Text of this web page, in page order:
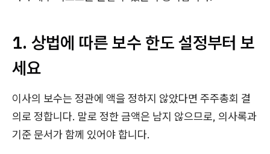
1. 상법에 따른 보수 한도 설정부터 보
세요
이사의 보수는 정관에 액을 정하지 않았다면 주주총회 결
의로 정합니다. 말로 정한 금액은 남지 않으므로, 의사록과
기준 문서가 함께 있어야 합니다.